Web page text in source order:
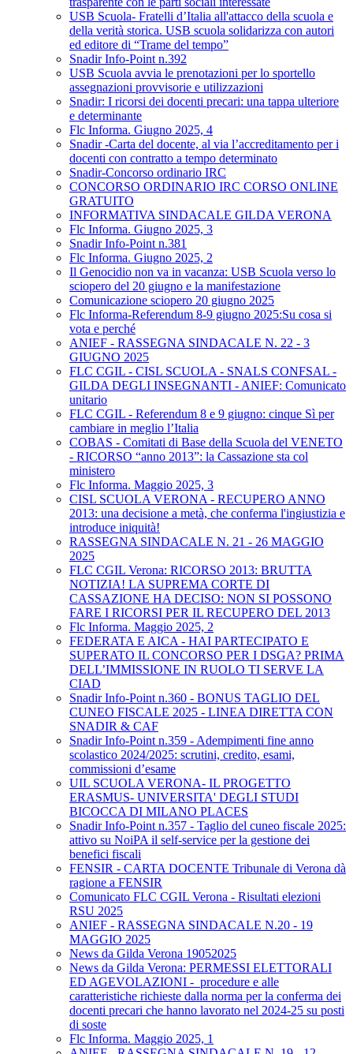
USB Scuola- Fratelli d’Italia all'attacco della scuola e
della verità storica. USB scuola solidarizza con autori
ed editore di “Trame del tempo”
Snadir Info-Point n.392
USB Scuola avvia le prenotazioni per lo sportello
assegnazioni provvisorie e utilizzazioni
Snadir: I ricorsi dei docenti precari: una tappa ulteriore
e determinante
Flc Informa. Giugno 2025, 4
Snadir -Carta del docente, al via l’accreditamento per i
docenti con contratto a tempo determinato
Snadir-Concorso ordinario IRC
CONCORSO ORDINARIO IRC CORSO ONLINE
GRATUITO
INFORMATIVA SINDACALE GILDA VERONA
Flc Informa. Giugno 2025, 3
Snadir Info-Point n.381
Flc Informa. Giugno 2025, 2
Il Genocidio non va in vacanza: USB Scuola verso lo
sciopero del 20 giugno e la manifestazione
Comunicazione sciopero 20 giugno 2025
Flc Informa-Referendum 8-9 giugno 2025:Su cosa si
vota e perché
ANIEF - RASSEGNA SINDACALE N. 22 - 3
GIUGNO 2025
FLC CGIL - CISL SCUOLA - SNALS CONFSAL -
GILDA DEGLI INSEGNANTI - ANIEF: Comunicato
unitario
FLC CGIL - Referendum 8 e 9 giugno: cinque Sì per
cambiare in meglio l’Italia
COBAS - Comitati di Base della Scuola del VENETO
- RICORSO “anno 2013”: la Cassazione sta col
ministero
Flc Informa. Maggio 2025, 3
CISL SCUOLA VERONA - RECUPERO ANNO
2013: una decisione a metà, che conferma l'ingiustizia e
introduce iniquità!
RASSEGNA SINDACALE N. 21 - 26 MAGGIO
2025
FLC CGIL Verona: RICORSO 2013: BRUTTA
NOTIZIA! LA SUPREMA CORTE DI
CASSAZIONE HA DECISO: NON SI POSSONO
FARE I RICORSI PER IL RECUPERO DEL 2013
Flc Informa. Maggio 2025, 2
FEDERATA E AICA - HAI PARTECIPATO E
SUPERATO IL CONCORSO PER I DSGA? PRIMA
DELL’IMMISSIONE IN RUOLO TI SERVE LA
CIAD
Snadir Info-Point n.360 - BONUS TAGLIO DEL
CUNEO FISCALE 2025 - LINEA DIRETTA CON
SNADIR & CAF
Snadir Info-Point n.359 - Adempimenti fine anno
scolastico 2024/2025: scrutini, credito, esami,
commissioni d’esame
UIL SCUOLA VERONA- IL PROGETTO
ERASMUS- UNIVERSITA' DEGLI STUDI
BICOCCA DI MILANO PLACES
Snadir Info-Point n.357 - Taglio del cuneo fiscale 2025:
attivo su NoiPA il self-service per la gestione dei
benefici fiscali
FENSIR - CARTA DOCENTE Tribunale di Verona dà
ragione a FENSIR
Comunicato FLC CGIL Verona - Risultati elezioni
RSU 2025
ANIEF - RASSEGNA SINDACALE N.20 - 19
MAGGIO 2025
News da Gilda Verona 19052025
News da Gilda Verona: PERMESSI ELETTORALI
ED AGEVOLAZIONI - procedure e alle
caratteristiche richieste dalla norma per la conferma dei
docenti precari che hanno lavorato nel 2024-25 su posti
di soste
Flc Informa. Maggio 2025, 1